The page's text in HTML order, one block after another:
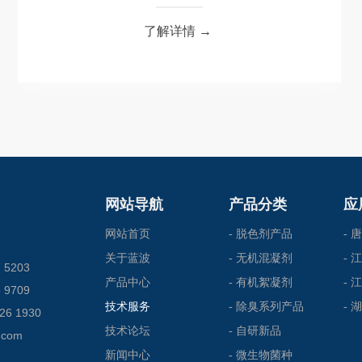
了解详情 →
网站导航
网站首页
关于蓝波
产品中心
技术服务
技术论坛
新闻中心
应
-
-
-
-
产品分类
- 脱色剂产品
- 无机混凝剂
- 有机絮凝剂
- 除臭系列产品
- 自研新品
- 微生物菌种
5203
9709
1930